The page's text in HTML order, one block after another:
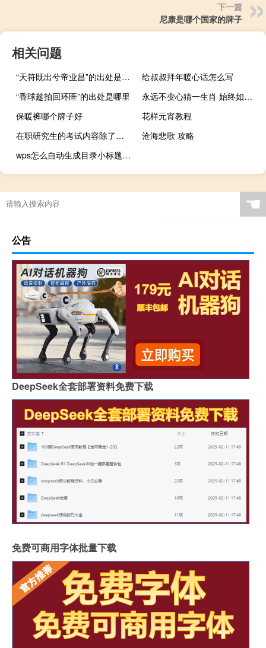
下一篇
尼康是哪个国家的牌子
相关问题
“天符既出兮帝业昌”的出处是哪里
给叔叔拜年暖心话怎么写
“香球趁拍回环匼”的出处是哪里
永远不变心猜一生肖 始终如一不变心打一肖是什么
保暖裤哪个牌子好
花样元宵教程
在职研究生的考试内容除了专业课以外还有其他的吗
沧海悲歌 攻略
wps怎么自动生成目录小标题（wps怎么自动生成目录）
☚
公告
DeepSeek全套部署资料免费下载
免费可商用字体批量下载